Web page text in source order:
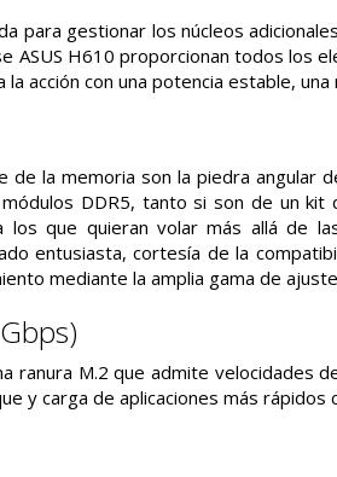
para gestionar los núcleos
ASUS H610 proporcionan todos los
acción con una potencia estable,
la memoria son la piedra angular
DDR5, tanto si son de un
los que quieran volar más allá de
entusiasta, cortesía de la
mediante la amplia gama de
ranura M.2 que admite
y carga de aplicaciones más rápidos